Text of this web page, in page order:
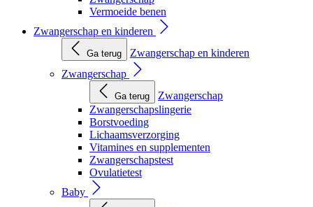
Vermoeide benen
Zwangerschap en kinderen
Ga terug
Zwangerschap en kinderen
Zwangerschap
Ga terug
Zwangerschap
Zwangerschapslingerie
Borstvoeding
Lichaamsverzorging
Vitamines en supplementen
Zwangerschapstest
Ovulatietest
Baby